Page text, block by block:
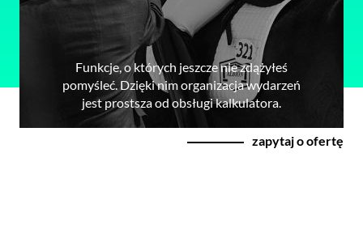
Funkcje, o których jeszcze nie zdążyłeś
pomyśleć. Dzięki nim organizacja wydarzeń
jest prostsza od obsługi kalkulatora.
zapytaj o ofertę